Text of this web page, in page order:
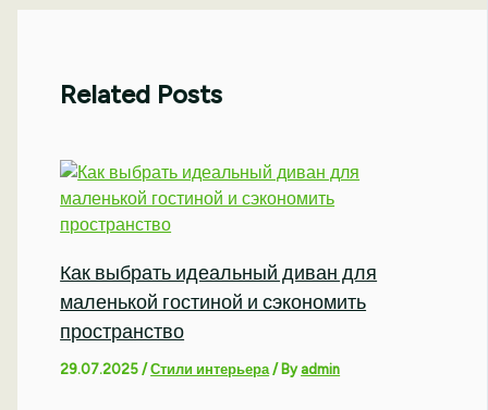
Related Posts
Как выбрать идеальный диван для
маленькой гостиной и сэкономить
пространство
29.07.2025/Стили интерьера / Byadmin